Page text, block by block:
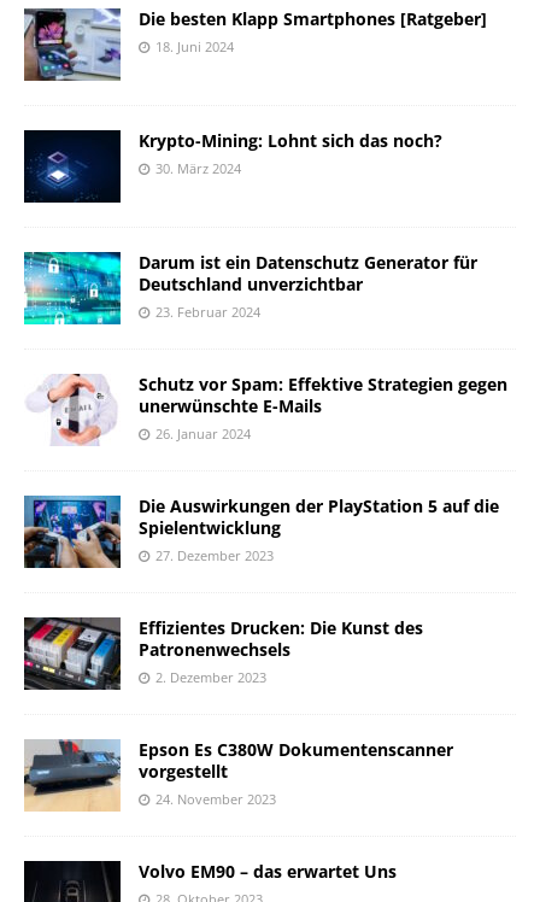
Die besten Klapp Smartphones [Ratgeber]
18. Juni 2024
Krypto-Mining: Lohnt sich das noch?
30. März 2024
Darum ist ein Datenschutz Generator für
Deutschland unverzichtbar
23. Februar 2024
Schutz vor Spam: Effektive Strategien gegen
unerwünschte E-Mails
26. Januar 2024
Die Auswirkungen der PlayStation 5 auf die
Spielentwicklung
27. Dezember 2023
Effizientes Drucken: Die Kunst des
Patronenwechsels
2. Dezember 2023
Epson Es C380W Dokumentenscanner
vorgestellt
24. November 2023
Volvo EM90 – das erwartet Uns